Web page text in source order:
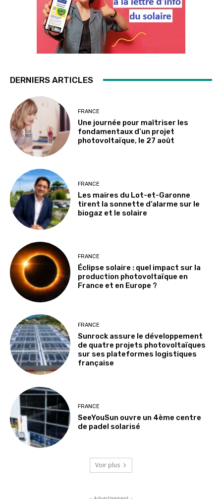
DERNIERS ARTICLES
FRANCE
Une journée pour maîtriser les
fondamentaux d’un projet
photovoltaïque, le 27 août
FRANCE
Les maires du Lot-et-Garonne
tirent la sonnette d’alarme sur le
biogaz et le solaire
FRANCE
Éclipse solaire : quel impact sur la
production photovoltaïque en
France et en Europe ?
FRANCE
Sunrock assure le développement
de quatre projets photovoltaïques
sur ses plateformes logistiques
française
FRANCE
SeeYouSun ouvre un 4ème centre
de padel solarisé
Voir plus